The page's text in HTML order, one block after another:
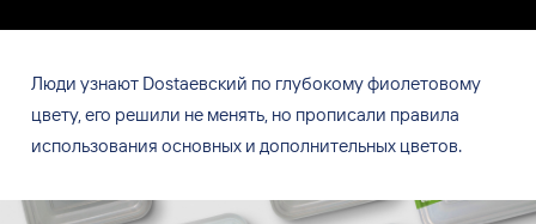
Люди узнают Dostaевский по глубокому фиолетовому
цвету, его решили не менять, но прописали правила
использования основных и дополнительных цветов.